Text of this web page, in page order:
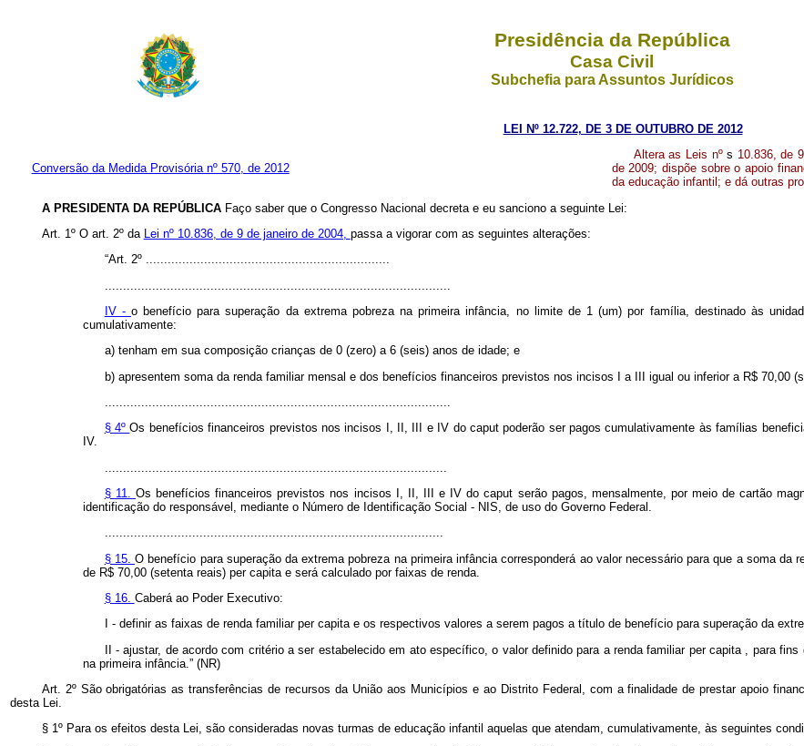
Presidência da República
Casa Civil
Subchefia para Assuntos Jurídicos
LEI Nº 12.722, DE 3 DE OUTUBRO DE 2012
Conversão da Medida Provisória nº 570, de 2012
Altera as Leis nºs 10.836, de
de 2009; dispõe sobre o apoio
da educação infantil; e dá outras
A PRESIDENTA DA REPÚBLICA Faço saber que o Congresso Nacional decreta e eu sanciono a seguinte Lei:
Art. 1º O art. 2º da
Lei nº 10.836, de 9 de janeiro de 2004, passa a vigorar com as seguintes alterações:
“Art. 2º ...................................................................
IV - o benefício para superação da extrema pobreza na primeira infância, no limite de 1 (um) por família, destinado às
cumulativamente:
a) tenham em sua composição crianças de 0 (zero) a 6 (seis) anos de idade; e
b) apresentem soma da renda familiar mensal e dos benefícios financeiros previstos nos incisos I a III igual ou inferior a R$ 70,00
§ 4ºOs benefícios financeiros previstos nos incisos I, II, III e IV do caputpoderão ser pagos cumulativamente às famílias
IV.
§ 11. Os benefícios financeiros previstos nos incisos I, II, III e IV docaput serão pagos, mensalmente, por meio de cartão
identificação do responsável, mediante o Número de Identificação Social - NIS, de uso do Governo Federal.
.............................................................................................
§ 15.O benefício para superação da extrema pobreza na primeira infância corresponderá ao valor necessário para que a soma
de R$ 70,00 (setenta reais) per capita e será calculado por faixas de renda.
§ 16. Caberá ao Poder Executivo:
I - definir as faixas de renda familiar per capita e os respectivos valores a serem pagos a título de benefício para superação da
II - ajustar, de acordo com critério a ser estabelecido em ato específico, o valor definido para a renda familiar per capita
, para
na primeira infância.” (NR)
Art. 2º São obrigatórias as transferências de recursos da União aos Municípios e ao Distrito Federal, com a finalidade de prestar apoio
desta Lei.
§ 1º Para os efeitos desta Lei, são consideradas novas turmas de educação infantil aquelas que atendam, cumulativamente, às seguintes